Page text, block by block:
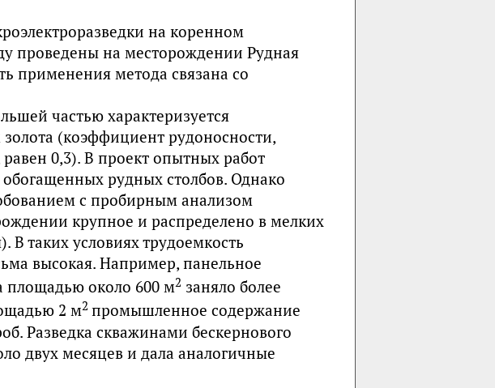
на коренном
проведены на месторождении Рудная
применения метода связана со
частью характеризуется
(коэффициент рудоносности,
0,3). В проект опытных работ
обогащенных рудных столбов. Однако
с пробирным анализом
крупное и распределено в мелких
таких условиях трудоемкость
высокая. Например, панельное
площадью около 600 м2 заняло более
2 м2 промышленное содержание
Разведка скважинами бескернового
двух месяцев и дала аналогичные